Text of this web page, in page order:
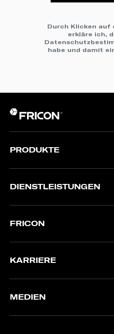
Durch Klicken auf
erkläre ich,
habe und damit
PRODUKTE
DIENSTLEISTUNGEN
FRICON
KARRIERE
MEDIEN